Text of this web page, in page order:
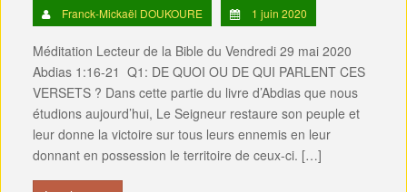
Franck-Mickaël DOUKOURE 1 juin 2020
Méditation Lecteur de la Bible du Vendredi 29 mai 2020
Abdias 1:16-21 Q1: DE QUOI OU DE QUI PARLENT CES
VERSETS ? Dans cette partie du livre d’Abdias que nous
étudions aujourd’hui, Le Seigneur restaure son peuple et
leur donne la victoire sur tous leurs ennemis en leur
donnant en possession le territoire de ceux-ci. […]